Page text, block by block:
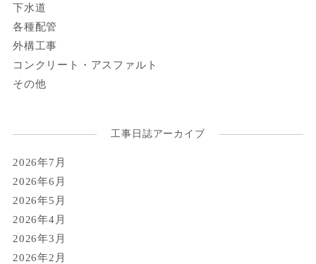
下水道
各種配管
外構工事
コンクリート・アスファルト
その他
工事日誌アーカイブ
2026年7月
2026年6月
2026年5月
2026年4月
2026年3月
2026年2月